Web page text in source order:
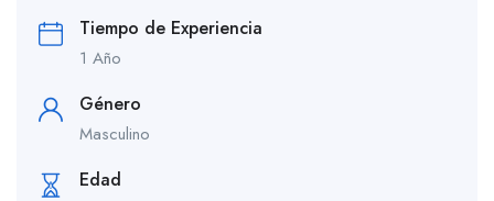
Tiempo de Experiencia
1 Año
Género
Masculino
Edad